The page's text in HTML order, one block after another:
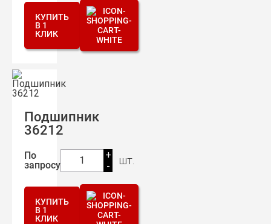
КУПИТЬ
В 1
КЛИК
Подшипник
36212
По
запросу
1
+
-
шт.
КУПИТЬ
В 1
КЛИК